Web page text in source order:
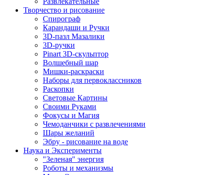
Творчество и рисование
Спирограф
Карандаши и Ручки
3D-пазл Мазалики
3D-ручки
Pinart 3D-скульптор
Волшебный шар
Мишки-раскраски
Наборы для первоклассников
Раскопки
Световые Картины
Своими Руками
Фокусы и Магия
Чемоданчики с развлечениями
Шары желаний
Эбру - рисование на воде
Наука и Эксперименты
"Зеленая" энергия
Роботы и механизмы